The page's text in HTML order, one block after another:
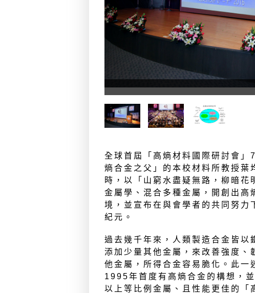
全球首屆「高熵材料國際研討會」
熵合金之父」的本校材料所教授葉
時，以「山窮水盡疑無路，柳暗花
金屬學、混合多種金屬，開創出高
境，並宣布在與會學者的共同努力
紀元。
過去幾千年來，人類製造合金皆以
添加少量其他金屬，來改善強度、
他金屬，所得合金容易脆化。此一
1995年首度有高熵合金的構想，
以上等比例金屬、且性能更佳的「